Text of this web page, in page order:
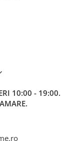
10:00 - 19:00.